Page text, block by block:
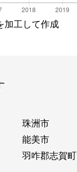
加工して作成
珠洲市
能美市
羽咋郡志賀町